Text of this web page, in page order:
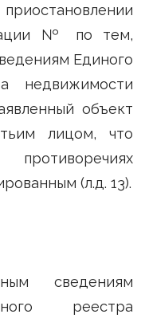
№ по тем,
Единого
недвижимости
объект
лицом, что
(л.д. 13).
сведениям
реестра